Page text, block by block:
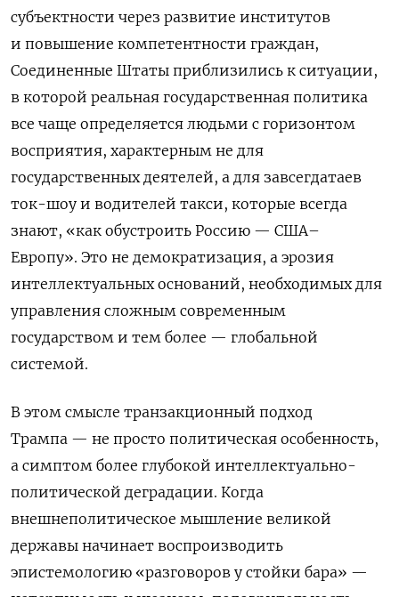
субъектности через развитие институтов
и повышение компетентности граждан,
Соединенные Штаты приблизились к ситуации,
в которой реальная государственная политика
все чаще определяется людьми с горизонтом
восприятия, характерным не для
государственных деятелей, а для завсегдатаев
ток-шоу и водителей такси, которые всегда
знают, «как обустроить Россию — США–
Европу». Это не демократизация, а эрозия
интеллектуальных оснований, необходимых для
управления сложным современным
государством и тем более — глобальной
системой.
В этом смысле транзакционный подход
Трампа — не просто политическая особенность,
а симптом более глубокой интеллектуально-
политической деградации. Когда
внешнеполитическое мышление великой
державы начинает воспроизводить
эпистемологию «разговоров у стойки бара» —